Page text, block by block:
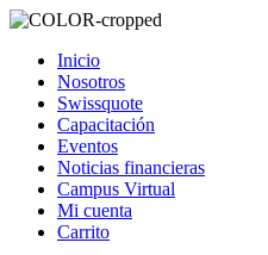
Inicio
Nosotros
Swissquote
Capacitación
Eventos
Noticias financieras
Campus Virtual
Mi cuenta
Carrito